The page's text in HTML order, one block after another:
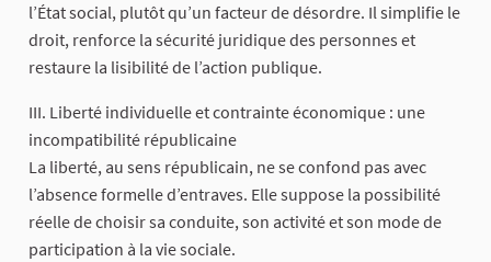
l’État social, plutôt qu’un facteur de désordre. Il simplifie le
droit, renforce la sécurité juridique des personnes et
restaure la lisibilité de l’action publique.
III. Liberté individuelle et contrainte économique : une
incompatibilité républicaine
La liberté, au sens républicain, ne se confond pas avec
l’absence formelle d’entraves. Elle suppose la possibilité
réelle de choisir sa conduite, son activité et son mode de
participation à la vie sociale.